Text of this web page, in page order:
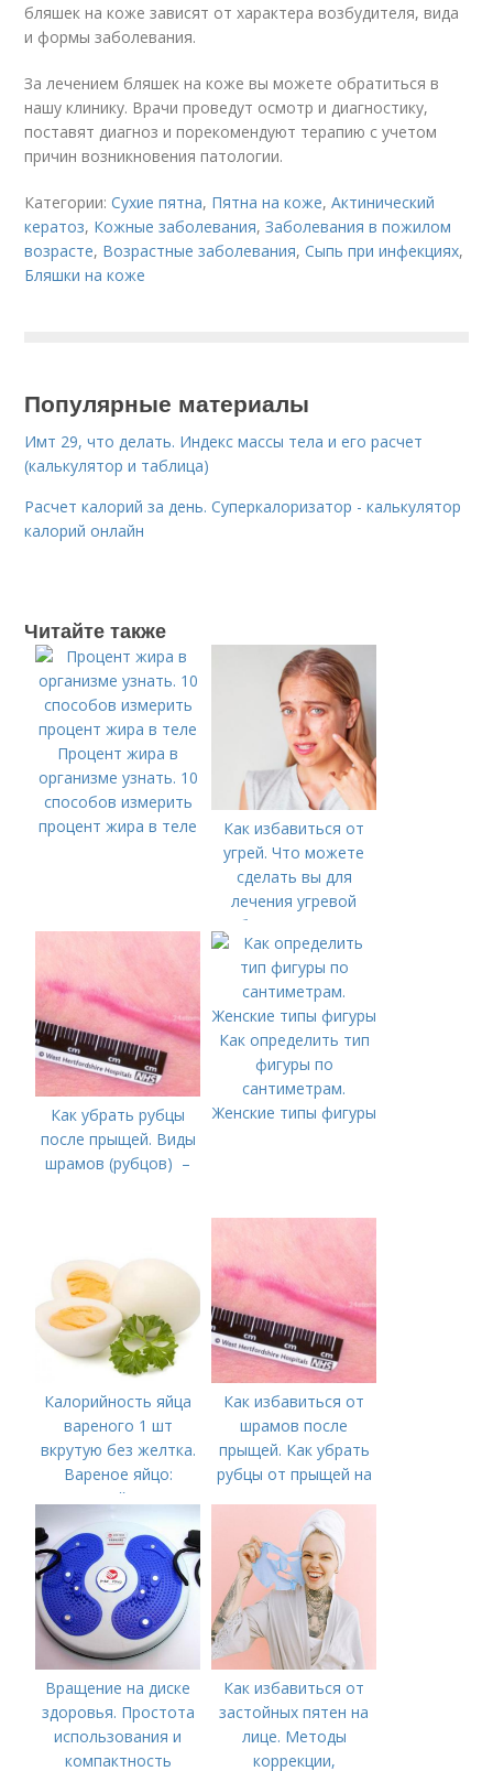
бляшек на коже зависят от характера возбудителя, вида
и формы заболевания.
За лечением бляшек на коже вы можете обратиться в
нашу клинику. Врачи проведут осмотр и диагностику,
поставят диагноз и порекомендуют терапию с учетом
причин возникновения патологии.
Категории:Сухие пятна, Пятна на коже,Актинический
кератоз, Кожные заболевания,Заболевания в пожилом
возрасте, Возрастные заболевания,Сыпь при инфекциях,
Бляшки на коже
Популярные материалы
Имт 29, что делать. Индекс массы тела и его расчет
(калькулятор и таблица)
Расчет калорий за день. Суперкалоризатор - калькулятор
калорий онлайн
Читайте также
Процент жира в
организме узнать. 10
способов измерить
процент жира в теле
Как избавиться от
угрей. Что можете
сделать вы для
лечения угревой
болезни (акне)
Как убрать рубцы
после прыщей. Виды
шрамов (рубцов) –
Как определить тип
фигуры по
сантиметрам.
Женские типы фигуры
Калорийность яйца
вареного 1 шт
вкрутую без желтка.
Вареное яйцо:
калорийность
Как избавиться от
шрамов после
прыщей. Как убрать
рубцы от прыщей на
Вращение на диске
здоровья. Простота
использования и
компактность
Как избавиться от
застойных пятен на
лице. Методы
коррекции,